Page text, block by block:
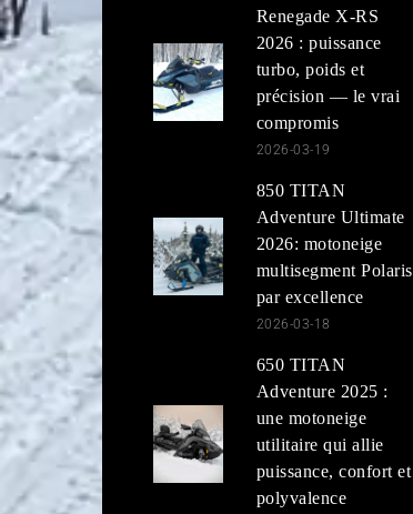
Renegade X-RS
2026 : puissance
turbo, poids et
précision — le vrai
compromis
2026-03-19
850 TITAN
Adventure Ultimate
2026: motoneige
multisegment Polaris
par excellence
2026-03-18
650 TITAN
Adventure 2025 :
une motoneige
utilitaire qui allie
puissance, confort et
polyvalence